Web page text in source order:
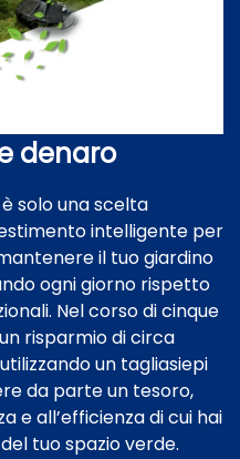
denaro
solo una scelta
intelligente per
il tuo giardino
ogni giorno rispetto
Nel corso di cinque
risparmio di circa
un tagliasiepi
da parte un tesoro,
e all’efficienza di cui hai
tuo spazio verde.